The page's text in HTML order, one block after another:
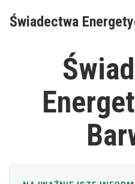
Świadectwa